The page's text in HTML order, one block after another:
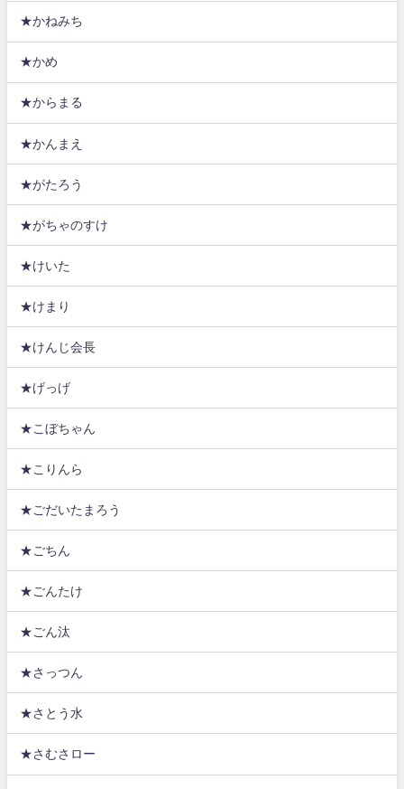
★かねみち
★かめ
★からまる
★かんまえ
★がたろう
★がちゃのすけ
★けいた
★けまり
★けんじ会長
★げっげ
★こぼちゃん
★こりんら
★ごだいたまろう
★ごちん
★ごんたけ
★ごん汰
★さっつん
★さとう水
★さむさロー